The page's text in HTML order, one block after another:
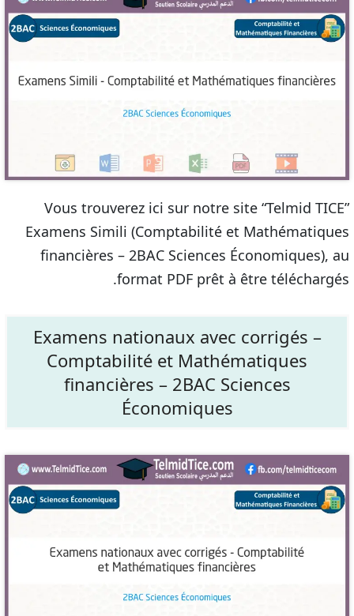
Vous trouverez ici sur notre site “Telmid TICE”
Examens Simili (Comptabilité et Mathématiques
financières – 2BAC Sciences Économiques), au
format PDF prêt à être téléchargés.
Examens nationaux avec corrigés –
Comptabilité et Mathématiques
financières – 2BAC Sciences
Économiques